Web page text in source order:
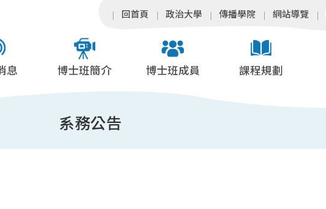
回首頁 政治大學 傳播學院 網站導覽
息 博士班簡介 博士班成員 課程規劃
系務公告